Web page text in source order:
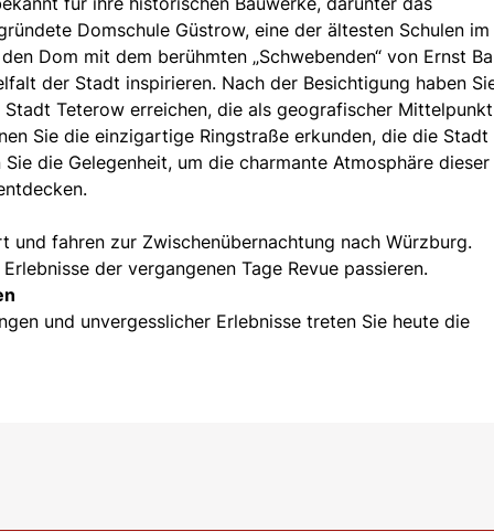
Domschule Güstrow, eine der ältesten Schulen im
Dom mit dem berühmten „Schwebenden“ von Ernst
der Stadt inspirieren. Nach der Besichtigung haben
Teterow erreichen, die als geografischer Mittelpunkt
Sie die einzigartige Ringstraße erkunden, die die Stadt
die Gelegenheit, um die charmante Atmosphäre dieser
und fahren zur Zwischenübernachtung nach Würzburg.
der vergangenen Tage Revue passieren.
und unvergesslicher Erlebnisse treten Sie heute die